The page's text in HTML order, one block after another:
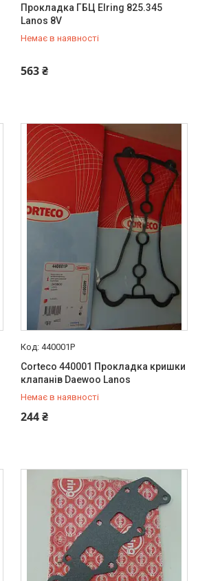
Прокладка ГБЦ Elring 825.345
Lanos 8V
Немає в наявності
563 ₴
+380 (95) 487-34-43
440001P
Corteco 440001 Прокладка кришки
клапанів Daewoo Lanos
Немає в наявності
244 ₴
+380 (95) 487-34-43